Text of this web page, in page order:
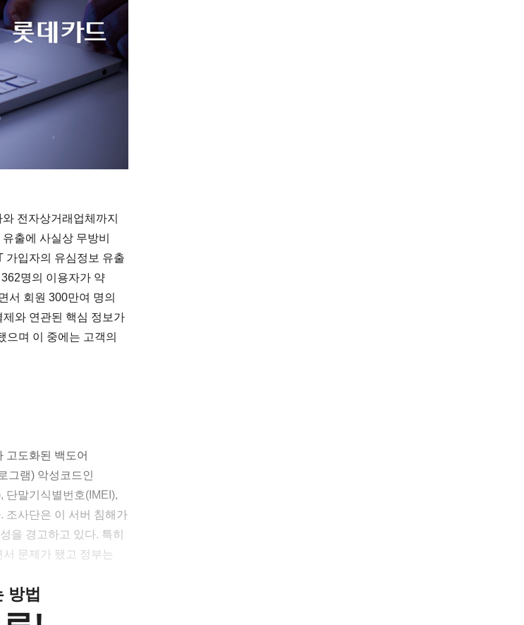
전자상거래업체까지
출에 사실상 무방비
가입자의 유심정보 유출
명의 이용자가 약
서 회원 300만여 명의
와 연관된 핵심 정보가
으며 이 중에는 고객의
고도화된 백도어
그램) 악성코드인
단말기식별번호(IMEI),
조사단은 이 서버 침해가
을 경고하고 있다. 특히
문제가 됐고 정부는
방법